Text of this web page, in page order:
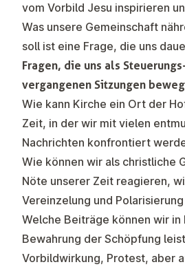
vom Vorbild Jesu inspirieren
Was unsere Gemeinschaft
soll ist eine Frage, die uns
Fragen, die uns als
vergangenen Sitzungen
Wie kann Kirche ein Ort der
Zeit, in der wir mit vielen
Nachrichten konfrontiert
Wie können wir als christliche
Nöte unserer Zeit reagieren,
Vereinzelung und
Welche Beiträge können wir in
Bewahrung der Schöpfung
Vorbildwirkung, Protest, aber